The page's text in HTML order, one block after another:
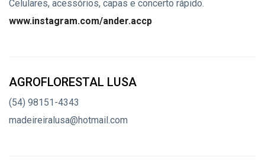
Celulares, acessórios, capas e concerto rápido.
www.instagram.com/ander.accp
AGROFLORESTAL LUSA
(54) 98151-4343
madeireiralusa@hotmail.com